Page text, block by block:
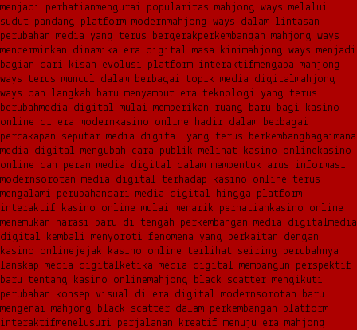
menjadi perhatianmengurai popularitas mahjong ways melalui
sudut pandang platform modernmahjong ways dalam lintasan
perubahan media yang terus bergerakperkembangan mahjong ways
mencerminkan dinamika era digital masa kinimahjong ways menjadi
bagian dari kisah evolusi platform interaktifmengapa mahjong
ways terus muncul dalam berbagai topik media digitalmahjong
ways dan langkah baru menyambut era teknologi yang terus
berubahmedia digital mulai memberikan ruang baru bagi kasino
online di era modern kasino online hadir dalam berbagai
percakapan seputar media digital yang terus berkembang bagaimana
media digital mengubah cara publik melihat kasino online kasino
online dan peran media digital dalam membentuk arus informasi
modernsorotan media digital terhadap kasino online terus
mengalami perubahandari media digital hingga platform
interaktif kasino online mulai menarik perhatian kasino online
menemukan narasi baru di tengah perkembangan media digitalmedia
digital kembali menyoroti fenomena yang berkaitan dengan
kasino onlinejejak kasino online terlihat seiring berubahnya
lanskap media digital ketika media digital membangun perspektif
baru tentang kasino onlinemahjong black scatter mengikuti
perubahan konsep visual di era digital modernsorotan baru
mengenai mahjong black scatter dalam perkembangan platform
interaktifmenelusuri perjalanan kreatif menuju era mahjong